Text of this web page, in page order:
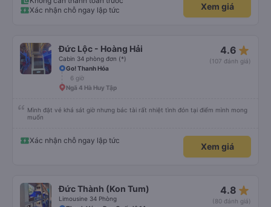
Xác nhận chỗ ngay lập tức
Xem giá
Đức Lộc - Hoàng Hải
Cabin 34 phòng đơn (*)
4.6 star_rate
(107 đánh giá)
Go! Thanh Hóa
6 giờ
Ngã 4 Hà Huy Tập
Mình đặt vé khá sát giờ nhưng bác tài rất nhiệt tình đón tại điểm mình mong
muốn
Xác nhận chỗ ngay lập tức
Xem giá
Đức Thành (Kon Tum)
Limousine 34 Phòng
4.8 star_rate
(80 đánh giá)